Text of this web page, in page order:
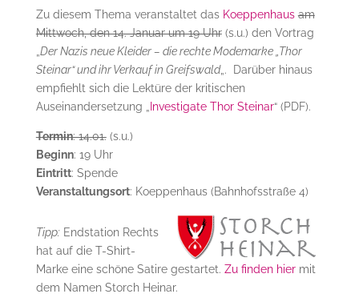
Zu diesem Thema veranstaltet das Koeppenhaus am
Mittwoch, den 14. Januar um 19 Uhr(s.u.) den Vortrag
Der Nazis neue Kleider – die rechte Modemarke „Thor
Steinar“ und ihr Verkauf in Greifswald„. Darüber hinaus
empfiehlt sich die Lektüre der kritischen
Auseinandersetzung „
Investigate Thor Steinar“ (PDF).
Termin: 14.01.(s.u.)
Beginn: 19 Uhr
Eintritt: Spende
Veranstaltungsort: Koeppenhaus (Bahnhofsstraße 4)
Tipp:Endstation Rechts
hat auf die T-Shirt-
Marke eine schöne Satire gestartet. Zu finden hiermit
dem Namen Storch Heinar.